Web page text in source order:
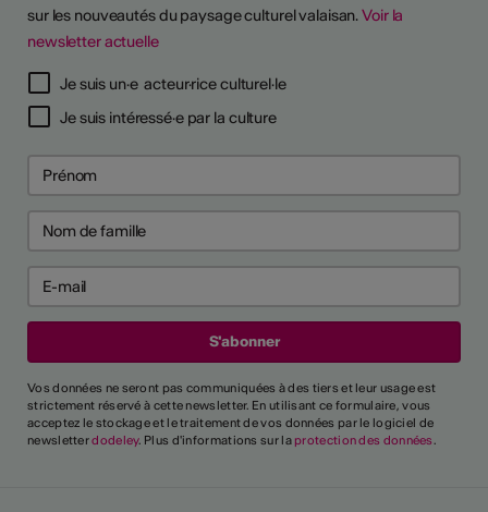
sur les nouveautés du paysage culturel valaisan.Voir la
newsletter actuelle
Je suis un·e acteur·rice culturel·le
Je suis intéressé·e par la culture
Vos données ne seront pas communiquées à des tiers et leur usage est
strictement réservé à cette newsletter. En utilisant ce formulaire, vous
acceptez le stockage et le traitement de vos données par le logiciel de
newsletterdodeley. Plus d'informations sur la protection des données.